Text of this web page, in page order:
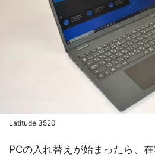
Latitude 3520
PCの入れ替えが始まったら、